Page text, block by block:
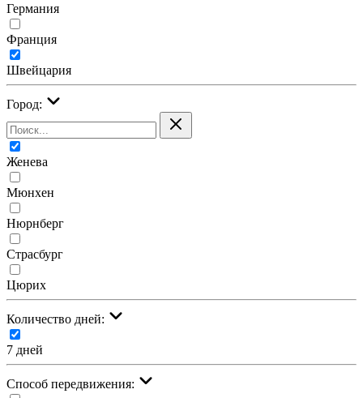
Германия
Франция
Швейцария
Город:
Женева
Мюнхен
Нюрнберг
Страсбург
Цюрих
Количество дней:
7 дней
Cпособ передвижения: